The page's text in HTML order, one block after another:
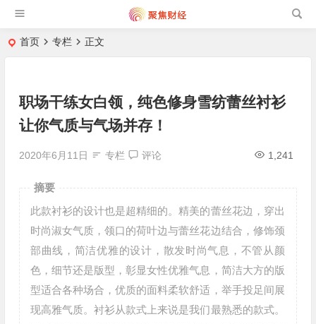
首页 专栏 正文
职场干练女白领，纯色修身雪纺蕾丝衬衫
让你气质与气场并存！
2020年6月11日 专栏 评论 1,241
摘要
此款衬衫的设计也是超精细的。精美的蕾丝花边，穿出
时尚淑女气质，领口的荷叶边与蕾丝花边结合，修饰颈
部曲线，简洁优雅的设计，散发时尚气息，不管从颜
色，细节还是版型，彰显女性优雅气息，简洁大方的版
型适合各种场合，优质的面料柔软舒适，举手投足间展
现高雅气质。衬衫从款式上来说是我们最熟悉的款式。